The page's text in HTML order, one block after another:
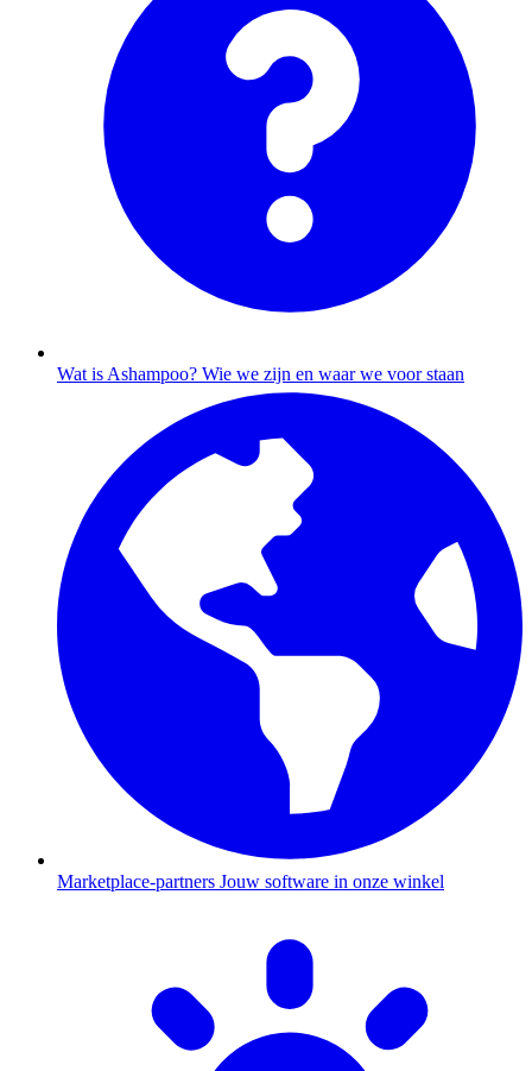
Wat is Ashampoo? Wie we zijn en waar we voor staan
Marketplace-partners Jouw software in onze winkel